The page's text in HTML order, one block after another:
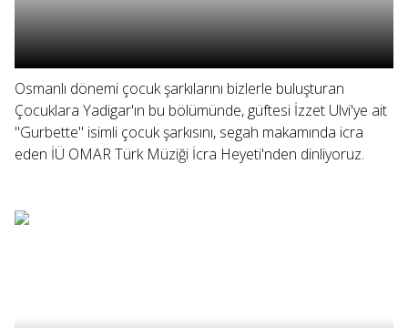
Osmanlı dönemi çocuk şarkılarını bizlerle buluşturan
Çocuklara Yadigar'ın bu bölümünde, güftesi İzzet Ulvi'ye ait
"Gurbette" isimli çocuk şarkısını, segah makamında icra
eden İÜ OMAR Türk Müziği İcra Heyeti'nden dinliyoruz.